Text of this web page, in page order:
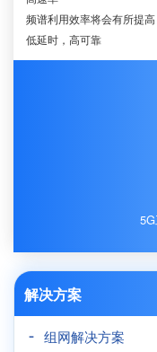
频谱利用效率将会有所提高
低延时，高可靠
解决方案
组网解决方案